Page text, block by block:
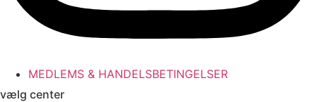
MEDLEMS & HANDELSBETINGELSER
vælg center